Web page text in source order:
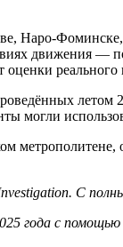
Наро-
движения —
реального
летом
могли
Investigation. C
года с